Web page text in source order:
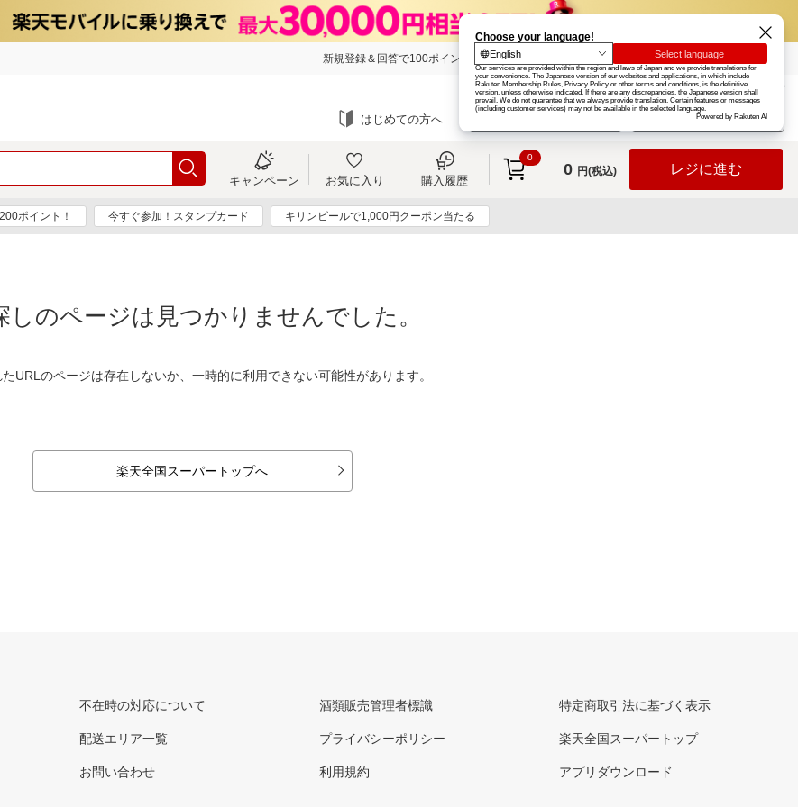
新規登録＆回答で100ポイント! 楽天グループ カード
お知らせ ヘルプ
はじめての方へ ログイン
キャンペーン お気に入り 購入履歴
0
0 円(税込) レジに進む
ポイント！ 今すぐ参加！スタンプカード キリンビールで1,000円クーポン当たる
しのページは見つかりませんでした。
URLのページは存在しないか、一時的に利用できない可能性があります。
楽天全国スーパートップへ
不在時の対応について
配送エリア一覧
お問い合わせ
酒類販売管理者標識
プライバシーポリシー
利用規約
特定商取引法に基づく表示
楽天全国スーパートップ
アプリダウンロード